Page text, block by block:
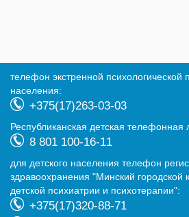
телефон экстренной психологической
населения:
+375(17)263-03-03
Республиканская детская телефонная
8 801 100-16-11
для детского населения телефон
здравоохранения "Минский городской
детской психиатрии и психотерапии":
+375(17)320-88-71